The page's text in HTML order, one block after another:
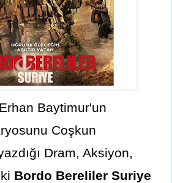
Baytimur'un
Coşkun
Dram, Aksiyon,
Bordo Bereliler Suriye